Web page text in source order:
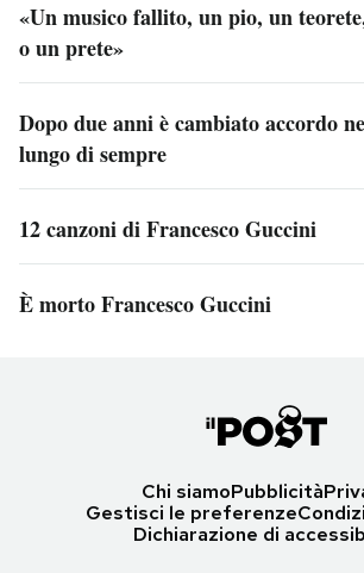
«Un musico fallito, un pio, un
o un prete»
Dopo due anni è cambiato accordo
lungo di sempre
12 canzoni di Francesco Guccini
È morto Francesco Guccini
Chi siamoPubblicità
Gestisci le preferenze
Dichiarazione di